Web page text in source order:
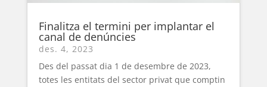
Finalitza el termini per implantar el
canal de denúncies
des. 4, 2023
Des del passat dia 1 de desembre de 2023,
totes les entitats del sector privat que comptin